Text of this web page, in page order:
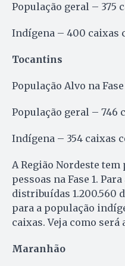
População geral – 375
Indígena – 400 caixas
Tocantins
População Alvo na Fase
População geral – 746
Indígena – 354 caixas
A Região Nordeste tem
pessoas na Fase 1.
distribuídas 1.200.560
para a população
caixas. Veja como
Maranhão